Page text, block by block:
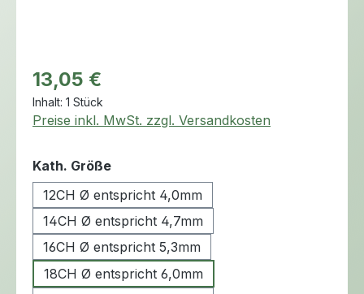
Regulärer Preis:
13,05 €
Inhalt: 1 Stück
Preise inkl. MwSt. zzgl. Versandkosten
Kath. Größeauswählen
12CH Ø entspricht 4,0mm
14CH Ø entspricht 4,7mm
16CH Ø entspricht 5,3mm
18CH Ø entspricht 6,0mm